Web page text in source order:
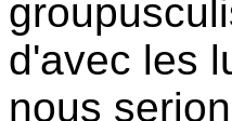
d'avec les
nous